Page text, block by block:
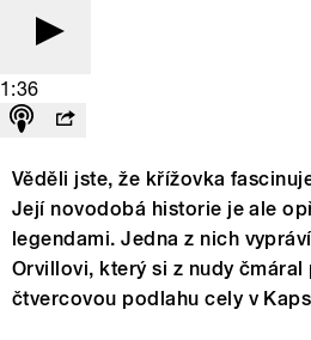
1:36
Věděli jste, že křížovka
Její novodobá historie je ale
legendami. Jedna z nich
Orvillovi, který si z nudy čmáral
čtvercovou podlahu cely v